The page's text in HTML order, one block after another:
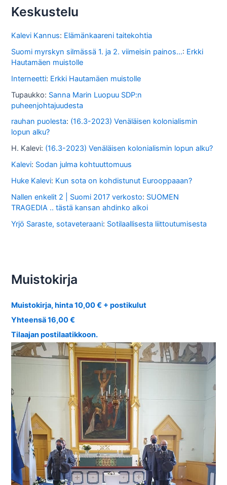
s
o
s
s
a
Keskustelu
Kalevi Kannus: Elämänkaareni taitekohtia
Suomi myrskyn silmässä 1. ja 2. viimeisin painos...: Erkki
Hautamäen muistolle
Interneetti: Erkki Hautamäen muistolle
Tupaukko: Sanna Marin Luopuu SDP:n
puheenjohtajuudesta
rauhan puolesta: (16.3-2023) Venäläisen kolonialismin
lopun alku?
H. Kalevi: (16.3-2023) Venäläisen kolonialismin lopun alku?
Kalevi: Sodan julma kohtuuttomuus
Huke Kalevi: Kun sota on kohdistunut Eurooppaaan?
Nallen enkelit 2 | Suomi 2017 verkosto: SUOMEN
TRAGEDIA .. tästä kansan ahdinko alkoi
Yrjö Saraste, sotaveteraani: Sotilaallisesta liittoutumisesta
Muistokirja
Muistokirja, hinta 10,00 € + postikulut
Yhteensä 16,00 €
Tilaajan postilaatikkoon.